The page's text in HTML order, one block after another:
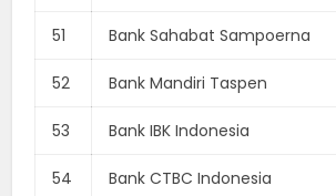
51 Bank Sahabat Sampoerna
52 Bank Mandiri Taspen
53 Bank IBK Indonesia
54 Bank CTBC Indonesia